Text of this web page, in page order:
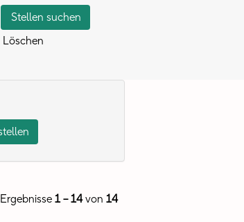
Löschen
Ergebnisse 1 – 14von 14